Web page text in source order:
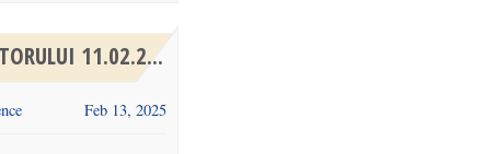
11.02.2...
Feb 13, 2025